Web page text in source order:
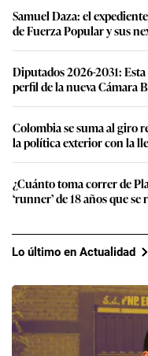
Samuel Daza: el
de Fuerza Popular y sus
Diputados 2026-2031:
perfil de la nueva Cámara
Colombia se suma al giro
la política exterior con la
¿Cuánto toma correr de
‘runner’ de 18 años que
Lo último en Actualidad